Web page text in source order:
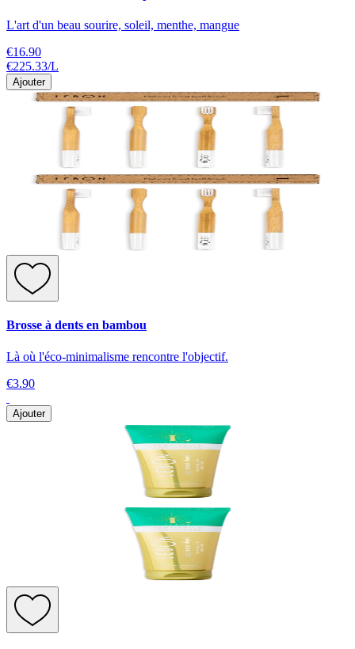
L'art d'un beau sourire, soleil, menthe, mangue
€16.90
€225.33/L
Ajouter
Brosse à dents en bambou
Là où l'éco-minimalisme rencontre l'objectif.
€3.90
Ajouter